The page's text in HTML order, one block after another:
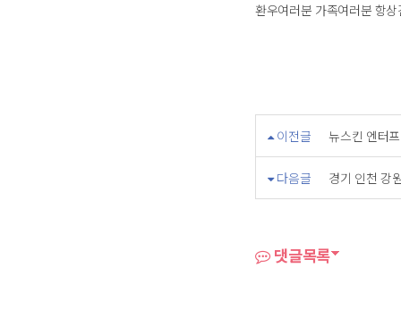
환우여러분 가족여러분 항
이전글 뉴스킨 엔터
다음글 경기 인천 강
댓글목록